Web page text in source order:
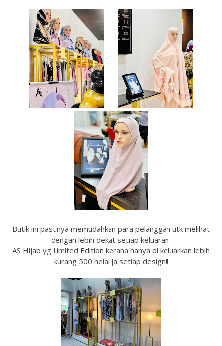
Butik ini pastinya memudahkan para pelanggan utk melihat
dengan lebih dekat setiap keluaran
AS Hijab yg Limited Edition kerana hanya di keluarkan lebih
kurang 500 helai ja setiap design!!